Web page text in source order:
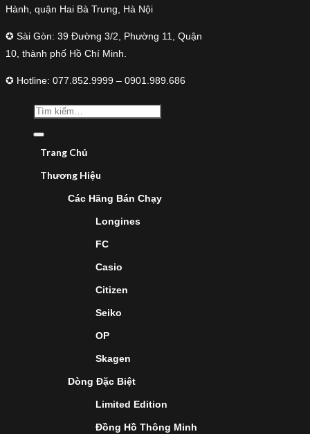
Hành, quận Hai Bà Trưng, Hà Nội
✪ Sài Gòn: 39 Đường 3/2, Phường 11, Quận
10, thành phố Hồ Chí Minh.
✪ Hotline: 077.852.9999 – 0901.989.686
Trang Chủ
Thương Hiệu
Các Hãng Bán Chạy
Longines
FC
Casio
Citizen
Seiko
OP
Skagen
Dòng Đặc Biệt
Limited Edition
Đồng Hồ Thông Minh